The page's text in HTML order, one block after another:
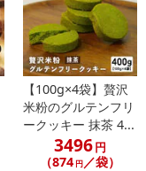
【100g×4袋】贅沢
米粉のグルテンフリ
ークッキー 抹茶 4...
3496円
（874 円 ／袋）